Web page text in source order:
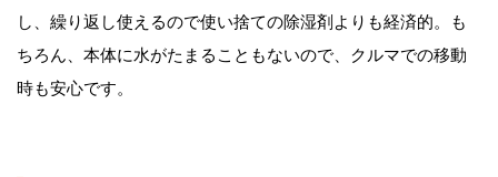
し、繰り返し使えるので使い捨ての除湿剤よりも経済的。も
ちろん、本体に水がたまることもないので、クルマでの移動
時も安心です。